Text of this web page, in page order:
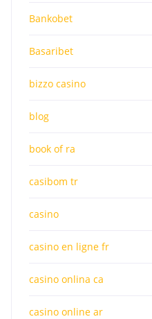
Bankobet
Basaribet
bizzo casino
blog
book of ra
casibom tr
casino
casino en ligne fr
casino onlina ca
casino online ar